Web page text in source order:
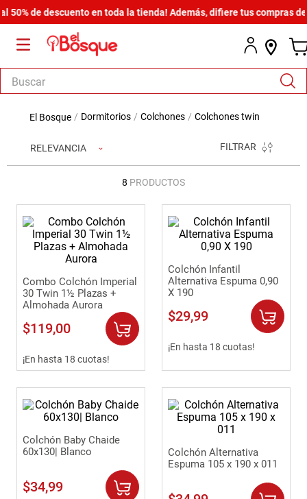
de descuento en toda la tienda! Además, difiere tus compras
Buscar
dormitorios colchones colchones twin
RELEVANCIA FILTRAR
8 PRODUCTOS
Combo Colchón Imperial
30 Twin 1½ Plazas +
Almohada Aurora
$119,00
¡En hasta 18 cuotas!
Colchón Infantil
Alternativa Espuma 0,90
X 190
$29,99
¡En hasta 18 cuotas!
Colchón Baby Chaide
60x130| Blanco
$34,99
Colchón Alternativa
Espuma 105 x 190 x 011
armario
zapatera
armario lux
havana master
comoda